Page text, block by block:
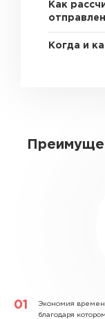
Как
Когда и
Экономия
благодаря